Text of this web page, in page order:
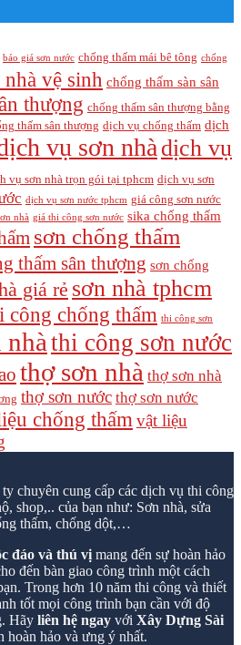
báo giá sơn nước chống thấm mái bê tông chống
vệ sinh chống thấm sàn sân
thượng chống thấm sân thượng bằng
thấm sân thượng dịch vụ chống thấm dịch
vụ sơn nhà dịch vụ
vụ sơn nhà trọn gói tại tphcm dịch vụ sơn
dịch vụ sơn nước tphcm giá công sơn nước
nhà giá thi công sơn nước sika chống thấm
sơn chống thấm
thấm sân thượng sơn chống
giá rẻ sơn nhà tphcm
công chống thấm thi công sơn
thi công sơn nước
thợ sơn nhà thợ sơn nhà
thợ sơn nước thợ sơn nước
chống thấm vật liệu
chuyên cung cấp các dịch vụ thi công
shop,.. của bạn như: Sơn nhà, sửa
thấm, chống dột,…
đáo và thú vị mang đến sự hoàn hảo
đến bàn giao công trình một cách
Trong hơn 10 năm thi công và thiết
tốt mọi công trình bạn cần với độ
Hãy liên hệ ngay với Xây Dựng Sài
hoàn hảo và ưng ý nhất.